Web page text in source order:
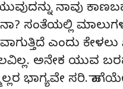
ನಾವು
ಸಂತೆಯಲ್ಲಿ
ಎಂದು
ಅನೇಕ ಯುವ
ಭಾಗ್ಯವೇ ಸರಿ.